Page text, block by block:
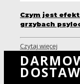
Czym jest
grzybach
Czytaj więcej